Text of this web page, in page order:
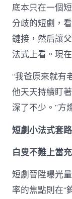
底本只在一個
分歧的短劇，
鏈接，然后讓
法式上看。現
“我爸原來就有
他天天持續盯
深了不少。”方
短劇小法式套
白叟不難上當
短劇晉陞曝光
率的焦點則在“